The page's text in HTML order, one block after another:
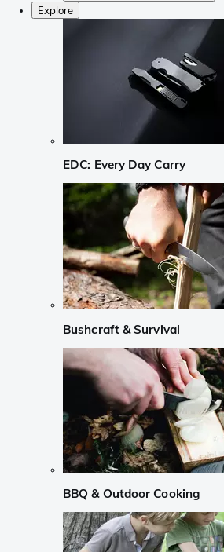
Explore
EDC: Every Day Carry
Bushcraft & Survival
BBQ & Outdoor Cooking